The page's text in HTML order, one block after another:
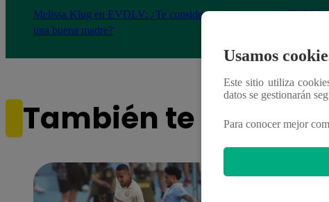
Melissa Klug en EVDLV: ¿Te consideras
una buena madre?
EVDLV
También te puede
Usamos
Este sitio utiliza
datos se gestionarán
Para conocer mejor